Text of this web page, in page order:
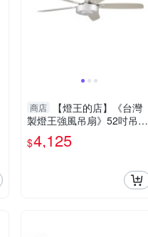
商店
【燈王的店】《台灣
製燈王強風吊扇》52吋吊扇
附IC電子開關(馬達保固十
年) ☆KS-167-IC
$4,125